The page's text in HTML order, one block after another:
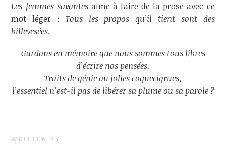
Les femmes savantesaime à faire de la prose avec ce
mot léger : Tous les propos qu’il tient sont des
billevesées.
Gardons en mémoire que nous sommes tous libres
d’écrire nos pensées.
Traits de génie ou jolies coquecigrues,
l’essentiel n’est-il pas de libérer sa plume ou sa parole ?
WRITTEN BY